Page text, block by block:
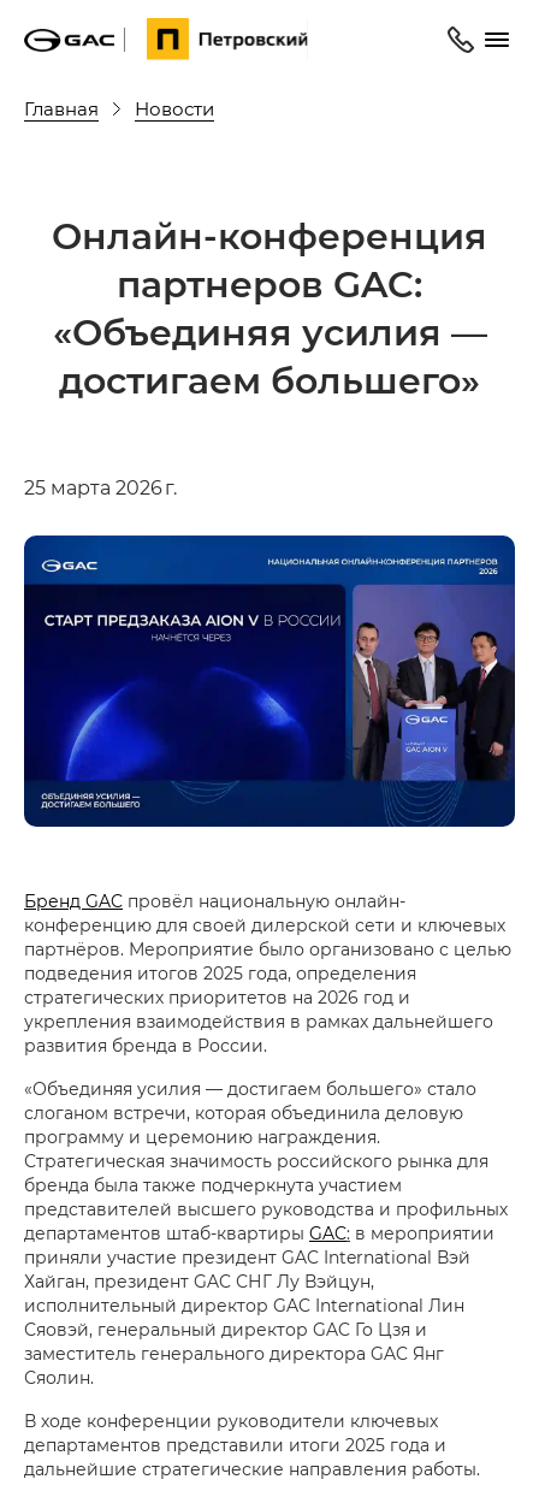
Главная Новости
Онлайн-конференция
партнеров GAC:
«Объединяя усилия —
достигаем большего»
25 марта 2026 г.
Бренд GAC провёл национальную онлайн-
конференцию для своей дилерской сети и ключевых
партнёров. Мероприятие было организовано с целью
подведения итогов 2025 года, определения
стратегических приоритетов на 2026 год и
укрепления взаимодействия в рамках дальнейшего
развития бренда в России.
«Объединяя усилия — достигаем большего» стало
слоганом встречи, которая объединила деловую
программу и церемонию награждения.
Стратегическая значимость российского рынка для
бренда была также подчеркнута участием
представителей высшего руководства и профильных
департаментов штаб-квартиры GAC: в мероприятии
приняли участие президент GAC International Вэй
Хайган, президент GAC СНГ Лу Вэйцун,
исполнительный директор GAC International Лин
Сяовэй, генеральный директор GAC Го Цзя и
заместитель генерального директора GAC Янг
Сяолин.
В ходе конференции руководители ключевых
департаментов представили итоги 2025 года и
дальнейшие стратегические направления работы.